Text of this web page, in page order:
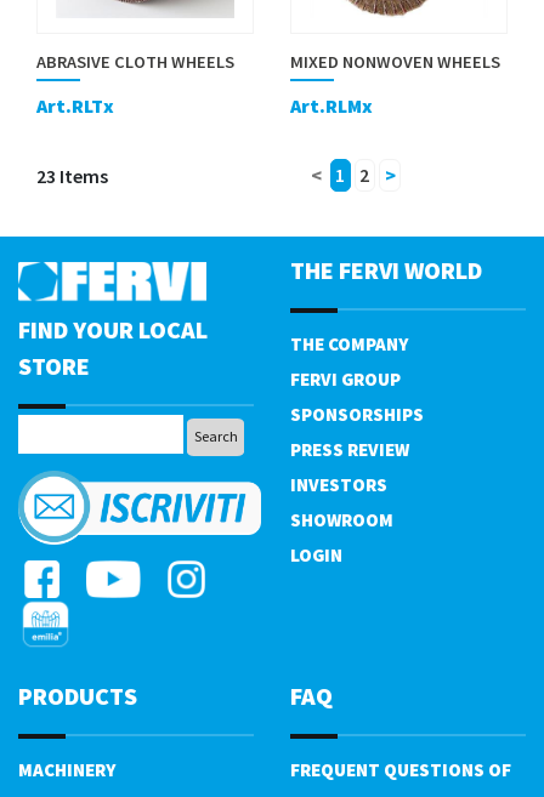
ABRASIVE CLOTH WHEELS
Art.RLTx
MIXED NONWOVEN WHEELS
Art.RLMx
23 Items < 1 2 >
FIND YOUR LOCAL
STORE
THE FERVI WORLD
THE COMPANY
FERVI GROUP
SPONSORSHIPS
PRESS REVIEW
INVESTORS
SHOWROOM
LOGIN
PRODUCTS
MACHINERY
FAQ
FREQUENT QUESTIONS OF